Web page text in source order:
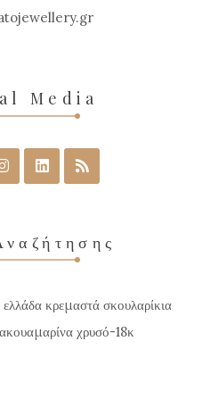
gr
Media
κρεμαστά σκουλαρίκια
χρυσό-18κ